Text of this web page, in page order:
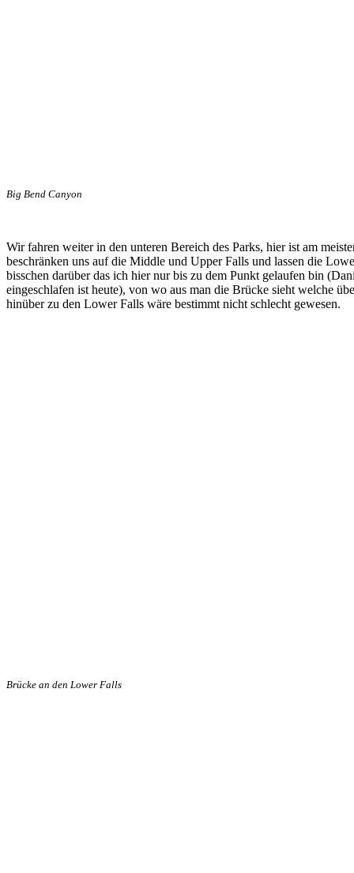
Big Bend Canyon
Wir fahren weiter in den unteren Bereich des Parks, hier ist am
beschränken uns auf die Middle und Upper Falls und lassen die
bisschen darüber das ich hier nur bis zu dem Punkt gelaufen bin
eingeschlafen ist heute), von wo aus man die Brücke sieht welche
hinüber zu den Lower Falls wäre bestimmt nicht schlecht gewesen.
Brücke an den Lower Falls